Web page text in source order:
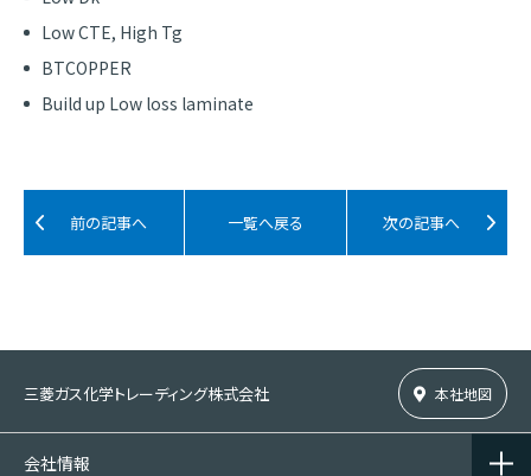
Low CTE, High Tg
BTCOPPER
Build up Low loss laminate
前の記事へ 一覧へ戻る 次の記事へ
三菱ガス化学トレーディング株式会社 本社地図
会社情報